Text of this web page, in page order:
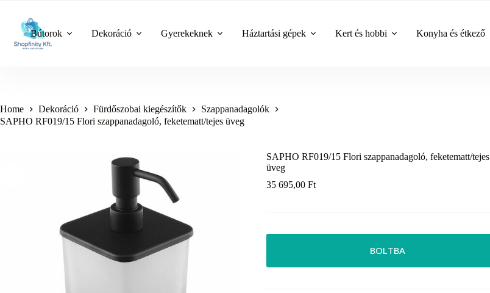
content
Bútorok Dekoráció Gyerekeknek Háztartási gépek Kert és hobbi Konyha és étkező
Home Dekoráció Fürdőszobai kiegészítők
Szappanadagolók
SAPHO RF019/15 Flori szappanadagoló, feketematt/tejes üveg
SAPHO RF019/15 Flori szappanadagoló, feketematt/tejes
üveg
35 695,00Ft
BOLTBA